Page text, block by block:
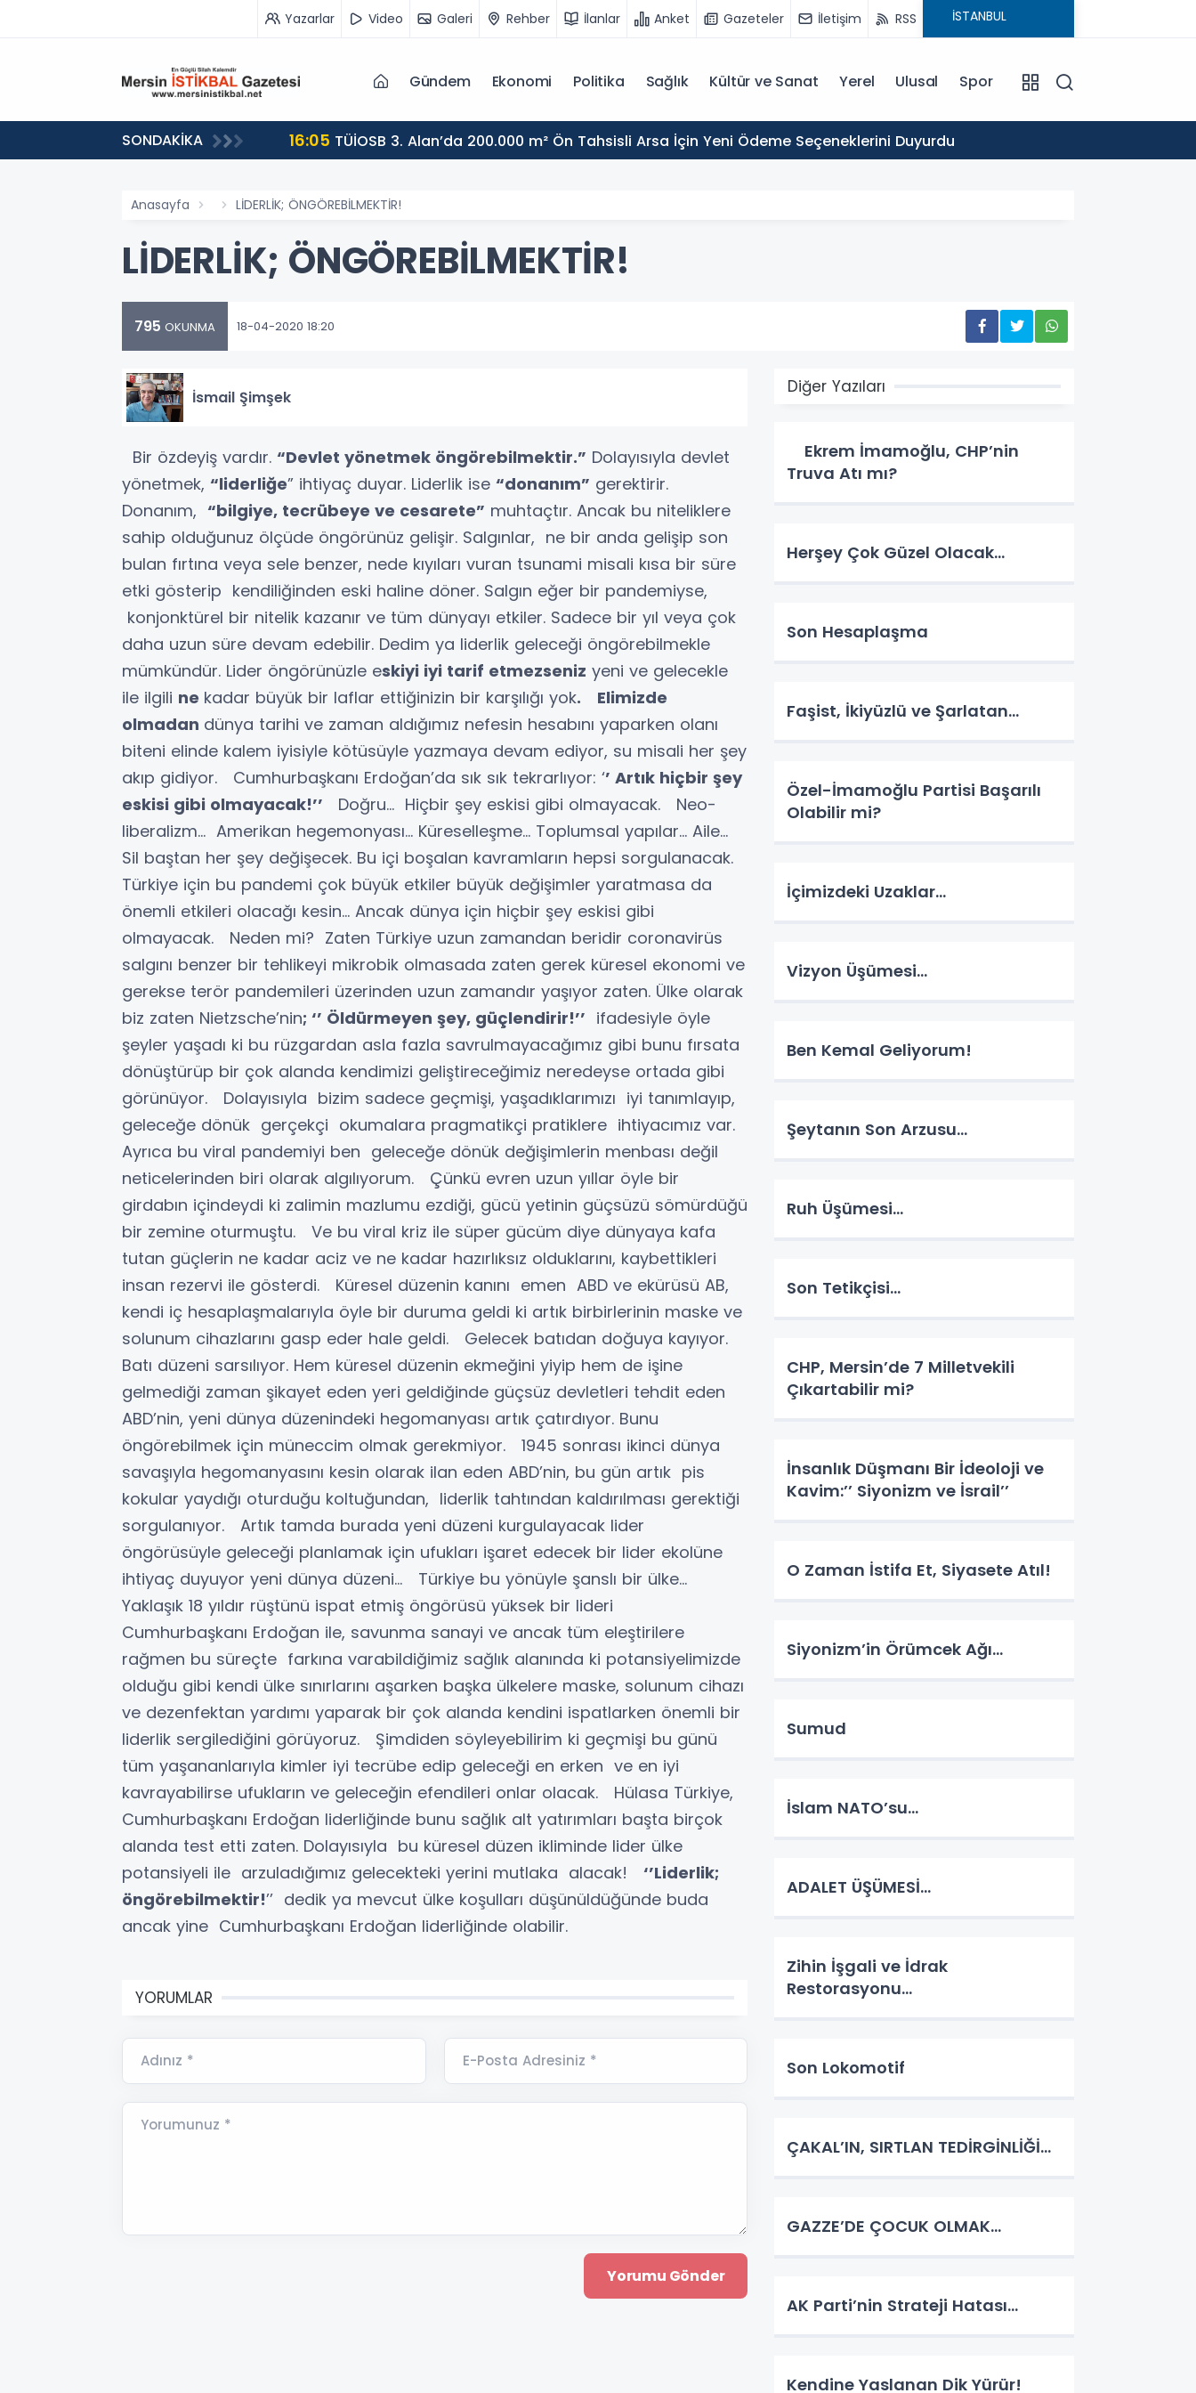
Yazarlar Video Galeri Rehber İlanlar Anket Gazeteler İletişim RSS
Gündem Ekonomi Politika Sağlık Kültür ve Sanat Yerel Ulusal Spor
SONDAKİKA 16:05 TÜİOSB 3. Alan’da 200.000 m² Ön Tahsisli Arsa İçin Yeni Ödeme Seçeneklerini Duyurdu
Anasayfa LİDERLİK; ÖNGÖREBİLMEKTİR!
LİDERLİK; ÖNGÖREBİLMEKTİR!
795 OKUNMA 18-04-2020 18:20
İsmail Şimşek
Bir özdeyiş vardır. “Devlet yönetmek öngörebilmektir.” Dolayısıyla devlet
yönetmek, “liderliğe” ihtiyaç duyar. Liderlik ise “donanım” gerektirir.
Donanım, “bilgiye, tecrübeye ve cesarete” muhtaçtır. Ancak bu niteliklere
sahip olduğunuz ölçüde öngörünüz gelişir. Salgınlar, ne bir anda gelişip son
bulan fırtına veya sele benzer, nede kıyıları vuran tsunami misali kısa bir süre
etki gösterip kendiliğinden eski haline döner. Salgın eğer bir pandemiyse,
konjonktürel bir nitelik kazanır ve tüm dünyayı etkiler. Sadece bir yıl veya çok
daha uzun süre devam edebilir. Dedim ya liderlik geleceği öngörebilmekle
mümkündür. Lider öngörünüzle eskiyi iyi tarif etmezseniz yeni ve gelecekle
ile ilgili ne kadar büyük bir laflar ettiğinizin bir karşılığı yok.
Elimizde
olmadan dünya tarihi ve zaman aldığımız nefesin hesabını yaparken olanı
biteni elinde kalem iyisiyle kötüsüyle yazmaya devam ediyor, su misali her şey
akıp gidiyor. Cumhurbaşkanı Erdoğan’da sık sık tekrarlıyor: ‘’ Artık hiçbir şey
eskisi gibi olmayacak!’’
Doğru… Hiçbir şey eskisi gibi olmayacak. Neo-
liberalizm… Amerikan hegemonyası… Küreselleşme… Toplumsal yapılar… Aile…
Sil baştan her şey değişecek. Bu içi boşalan kavramların hepsi sorgulanacak.
Türkiye için bu pandemi çok büyük etkiler büyük değişimler yaratmasa da
önemli etkileri olacağı kesin… Ancak dünya için hiçbir şey eskisi gibi
olmayacak. Neden mi? Zaten Türkiye uzun zamandan beridir coronavirüs
salgını benzer bir tehlikeyi mikrobik olmasada zaten gerek küresel ekonomi ve
gerekse terör pandemileri üzerinden uzun zamandır yaşıyor zaten. Ülke olarak
biz zaten Nietzsche’nin; ‘’ Öldürmeyen şey, güçlendirir!’’ ifadesiyle öyle
şeyler yaşadı ki bu rüzgardan asla fazla savrulmayacağımız gibi bunu fırsata
dönüştürüp bir çok alanda kendimizi geliştireceğimiz neredeyse ortada gibi
görünüyor. Dolayısıyla bizim sadece geçmişi, yaşadıklarımızı iyi tanımlayıp,
geleceğe dönük gerçekçi okumalara pragmatikçi pratiklere ihtiyacımız var.
Ayrıca bu viral pandemiyi ben geleceğe dönük değişimlerin menbası değil
neticelerinden biri olarak algılıyorum. Çünkü evren uzun yıllar öyle bir
girdabın içindeydi ki zalimin mazlumu ezdiği, gücü yetinin güçsüzü sömürdüğü
bir zemine oturmuştu. Ve bu viral kriz ile süper gücüm diye dünyaya kafa
tutan güçlerin ne kadar aciz ve ne kadar hazırlıksız olduklarını, kaybettikleri
insan rezervi ile gösterdi. Küresel düzenin kanını emen ABD ve ekürüsü AB,
kendi iç hesaplaşmalarıyla öyle bir duruma geldi ki artık birbirlerinin maske ve
solunum cihazlarını gasp eder hale geldi. Gelecek batıdan doğuya kayıyor.
Batı düzeni sarsılıyor. Hem küresel düzenin ekmeğini yiyip hem de işine
gelmediği zaman şikayet eden yeri geldiğinde güçsüz devletleri tehdit eden
ABD’nin, yeni dünya düzenindeki hegomanyası artık çatırdıyor. Bunu
öngörebilmek için müneccim olmak gerekmiyor. 1945 sonrası ikinci dünya
savaşıyla hegomanyasını kesin olarak ilan eden ABD’nin, bu gün artık pis
kokular yaydığı oturduğu koltuğundan, liderlik tahtından kaldırılması gerektiği
sorgulanıyor. Artık tamda burada yeni düzeni kurgulayacak lider
öngörüsüyle geleceği planlamak için ufukları işaret edecek bir lider ekolüne
ihtiyaç duyuyor yeni dünya düzeni… Türkiye bu yönüyle şanslı bir ülke…
Yaklaşık 18 yıldır rüştünü ispat etmiş öngörüsü yüksek bir lideri
Cumhurbaşkanı Erdoğan ile, savunma sanayi ve ancak tüm eleştirilere
rağmen bu süreçte farkına varabildiğimiz sağlık alanında ki potansiyelimizde
olduğu gibi kendi ülke sınırlarını aşarken başka ülkelere maske, solunum cihazı
ve dezenfektan yardımı yaparak bir çok alanda kendini ispatlarken önemli bir
liderlik sergilediğini görüyoruz. Şimdiden söyleyebilirim ki geçmişi bu günü
tüm yaşananlarıyla kimler iyi tecrübe edip geleceği en erken ve en iyi
kavrayabilirse ufukların ve geleceğin efendileri onlar olacak. Hülasa Türkiye,
Cumhurbaşkanı Erdoğan liderliğinde bunu sağlık alt yatırımları başta birçok
alanda test etti zaten. Dolayısıyla bu küresel düzen ikliminde lider ülke
potansiyeli ile arzuladığımız gelecekteki yerini mutlaka alacak! ‘’Liderlik;
öngörebilmektir!’’ dedik ya mevcut ülke koşulları düşünüldüğünde buda
ancak yine Cumhurbaşkanı Erdoğan liderliğinde olabilir.
YORUMLAR
Adınız * E-Posta Adresiniz *
Yorumunuz *
Diğer Yazıları
Ekrem İmamoğlu, CHP’nin
Truva Atı mı?
Herşey Çok Güzel Olacak…
Son Hesaplaşma
Faşist, İkiyüzlü ve Şarlatan…
Özel-İmamoğlu Partisi Başarılı
Olabilir mi?
İçimizdeki Uzaklar…
Vizyon Üşümesi…
Ben Kemal Geliyorum!
Şeytanın Son Arzusu…
Ruh Üşümesi…
Son Tetikçisi…
CHP, Mersin’de 7 Milletvekili
Çıkartabilir mi?
İnsanlık Düşmanı Bir İdeoloji ve
Kavim:’’ Siyonizm ve İsrail’’
O Zaman İstifa Et, Siyasete Atıl!
Siyonizm’in Örümcek Ağı…
Sumud
İslam NATO’su…
ADALET ÜŞÜMESİ…
Zihin İşgali ve İdrak
Restorasyonu…
Son Lokomotif
ÇAKAL’IN, SIRTLAN TEDİRGİNLİĞİ…
GAZZE’DE ÇOCUK OLMAK…
AK Parti’nin Strateji Hatası…
Kendine Yaslanan Dik Yürür!